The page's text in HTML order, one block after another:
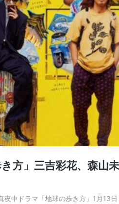
方」三吉彩花、森山
夜中ドラマ「地球の歩き方」1月